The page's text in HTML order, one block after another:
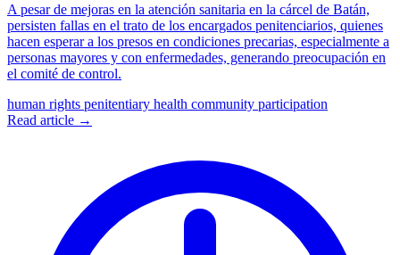
A pesar de mejoras en la atención sanitaria en la cárcel de Batán,
persisten fallas en el trato de los encargados penitenciarios, quienes
hacen esperar a los presos en condiciones precarias, especialmente a
personas mayores y con enfermedades, generando preocupación en
el comité de control.
human rights penitentiary health community participation
Read article →